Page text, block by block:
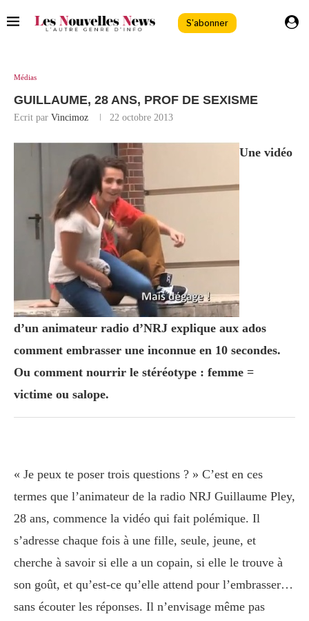
S'abonner
Médias
GUILLAUME, 28 ANS, PROF DE SEXISME
Ecrit par Vincimoz 22 octobre 2013
Une vidéo
d’un animateur radio d’NRJ explique aux ados
comment embrasser une inconnue en 10 secondes.
Ou comment nourrir le stéréotype : femme =
victime ou salope.
« Je peux te poser trois questions ? » C’est en ces
termes que l’animateur de la radio NRJ Guillaume Pley,
28 ans, commence la vidéo qui fait polémique. Il
s’adresse chaque fois à une fille, seule, jeune, et
cherche à savoir si elle a un copain, si elle le trouve à
son goût, et qu’est-ce qu’elle attend pour l’embrasser…
sans écouter les réponses. Il n’envisage même pas